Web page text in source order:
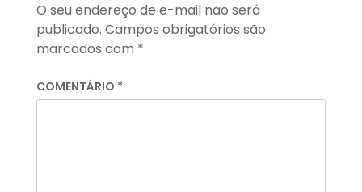
O seu endereço de e-mail não será
publicado. Campos obrigatórios são
marcados com *
COMENTÁRIO *